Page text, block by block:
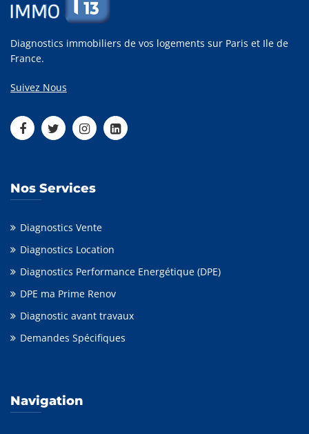
Diagnostics immobiliers de vos logements sur Paris et Ile de
France.
Suivez Nous
Nos Services
Diagnostics Vente
Diagnostics Location
Diagnostics Performance Energétique (DPE)
DPE ma Prime Renov
Diagnostic avant travaux
Demandes Spécifiques
Navigation